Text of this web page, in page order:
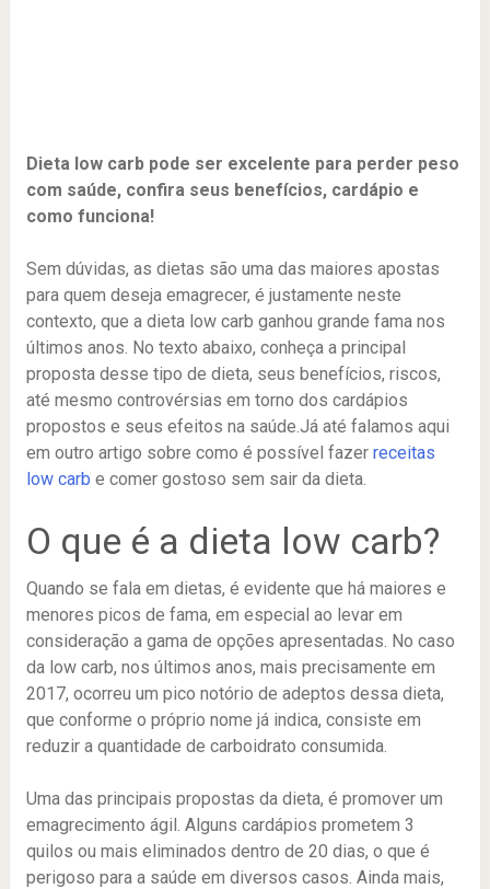
Dieta low carb pode ser excelente para perder peso
com saúde, confira seus benefícios, cardápio e
como funciona!
Sem dúvidas, as dietas são uma das maiores apostas
para quem deseja emagrecer, é justamente neste
contexto, que a dieta low carb ganhou grande fama nos
últimos anos. No texto abaixo, conheça a principal
proposta desse tipo de dieta, seus benefícios, riscos,
até mesmo controvérsias em torno dos cardápios
propostos e seus efeitos na saúde.Já até falamos aqui
em outro artigo sobre como é possível fazer receitas
low carb e comer gostoso sem sair da dieta.
O que é a dieta low carb?
Quando se fala em dietas, é evidente que há maiores e
menores picos de fama, em especial ao levar em
consideração a gama de opções apresentadas. No caso
da low carb, nos últimos anos, mais precisamente em
2017, ocorreu um pico notório de adeptos dessa dieta,
que conforme o próprio nome já indica, consiste em
reduzir a quantidade de carboidrato consumida.
Uma das principais propostas da dieta, é promover um
emagrecimento ágil. Alguns cardápios prometem 3
quilos ou mais eliminados dentro de 20 dias, o que é
perigoso para a saúde em diversos casos. Ainda mais,